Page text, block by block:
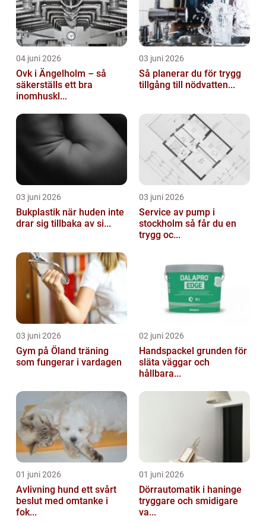
04 juni 2026
Ovk i Ängelholm – så
säkerställs ett bra
inomhuskl...
03 juni 2026
Så planerar du för trygg
tillgång till nödvatten...
03 juni 2026
Bukplastik när huden inte
drar sig tillbaka av si...
03 juni 2026
Service av pump i
stockholm så får du en
trygg oc...
03 juni 2026
Gym på Öland träning
som fungerar i vardagen
02 juni 2026
Handspackel grunden för
släta väggar och
hållbara...
01 juni 2026
Avlivning hund ett svårt
beslut med omtanke i
fok...
01 juni 2026
Dörrautomatik i haninge
tryggare och smidigare
va...